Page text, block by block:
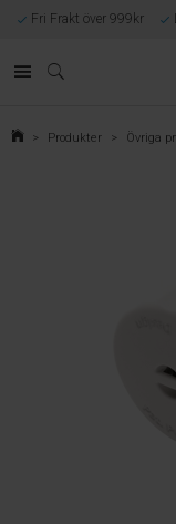
Fri Frakt över 999kr
> Produkter > Övriga